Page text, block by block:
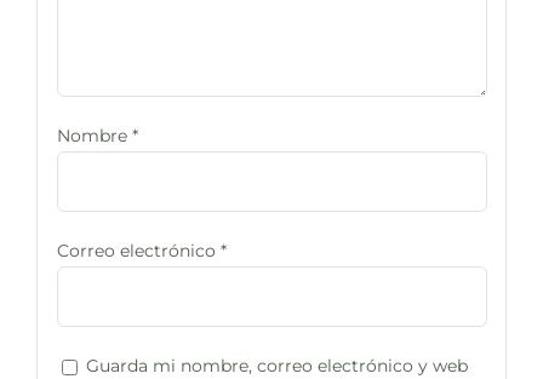
Nombre *
Correo electrónico *
Guarda mi nombre, correo electrónico y web